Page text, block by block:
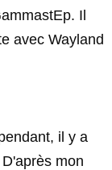
Il
avec Wayland
il y a
mon